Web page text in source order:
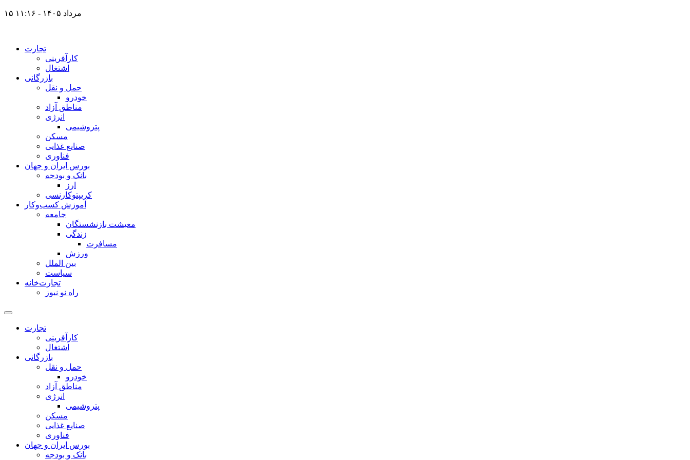
۱۵ مرداد ۱۴۰۵ - ۱۱:۱۶
تجارت
کارآفرینی
اشتغال
بازرگانی
حمل و نقل
خودرو
مناطق آزاد
انرژی
پتروشیمی
مسکن
صنایع غذایی
فناوری
بورس ایران و جهان
بانک و بودجه
ارز
کریپتوکارنسی
آموزش کسب‌وکار
جامعه
معیشت بازنشستگان
زندگی
مسافرت
ورزش
بین الملل
سیاست
تجارت‌خانه
راه نو نیوز
تجارت
کارآفرینی
اشتغال
بازرگانی
حمل و نقل
خودرو
مناطق آزاد
انرژی
پتروشیمی
مسکن
صنایع غذایی
فناوری
بورس ایران و جهان
بانک و بودجه